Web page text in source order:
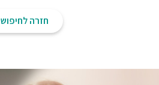
חזרה לחיפוש